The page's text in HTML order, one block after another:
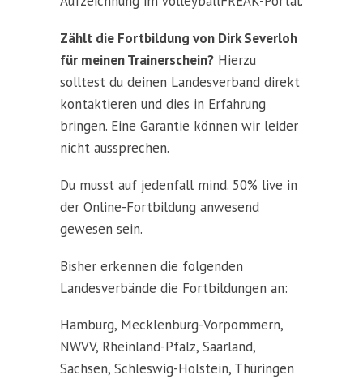
Zählt die Fortbildung von Dirk Severloh
für meinen Trainerschein? Hierzu
solltest du deinen Landesverband direkt
kontaktieren und dies in Erfahrung
bringen. Eine Garantie können wir leider
nicht aussprechen.
Du musst auf jedenfall mind. 50% live in
der Online-Fortbildung anwesend
gewesen sein.
Bisher erkennen die folgenden
Landesverbände die Fortbildungen an:
Hamburg, Mecklenburg-Vorpommern,
NWVV, Rheinland-Pfalz, Saarland,
Sachsen, Schleswig-Holstein, Thüringen